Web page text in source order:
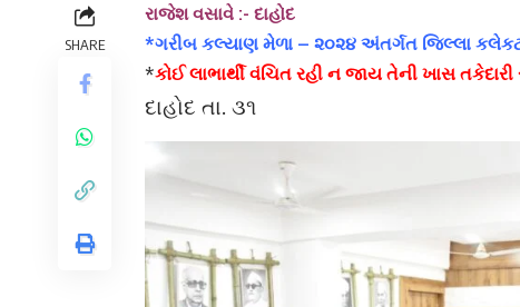
SHARE
રાજેશ વસાવે :- દાહોદ
*ગરીબ કલ્યાણ મેળા – ૨૦૨૪ અંતર્ગત જિલ્લા
*કોઈ લાભાર્થી વંચિત રહી ન જાય તેની ખાસ
દાહોદ તા. ૩૧